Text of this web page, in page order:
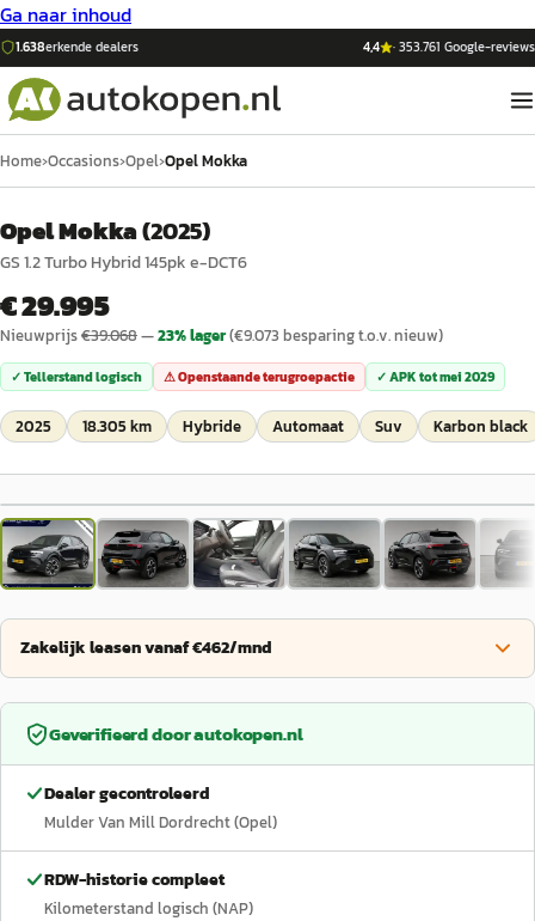
Ga naar inhoud
1.638erkende dealers 4,4 ·353.761 Google-reviews
Home›Occasions›Opel›Opel Mokka
Opel Mokka(2025)
GS 1.2 Turbo Hybrid 145pk e-DCT6
€ 29.995
Nieuwprijs€39.068—23% lager(€9.073 besparing t.o.v. nieuw)
✓ Tellerstand logisch ⚠ Openstaande terugroepactie ✓ APK totmei 2029
2025 18.305 km Hybride Automaat Suv Karbon black
1/24
Zakelijk leasen vanaf €462/mnd
Geverifieerd doorautokopen.nl
Dealer gecontroleerd
Mulder Van Mill Dordrecht (Opel)
RDW-historie compleet
Kilometerstand logisch (NAP)